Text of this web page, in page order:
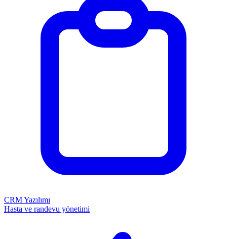
CRM Yazılımı
Hasta ve randevu yönetimi